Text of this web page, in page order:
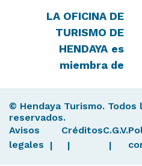
LA OFICINA DE
TURISMO DE
HENDAYA es
miembra de
© Hendaya Turismo. Todos
reservados.
Avisos
legales
CréditosC.G.V.